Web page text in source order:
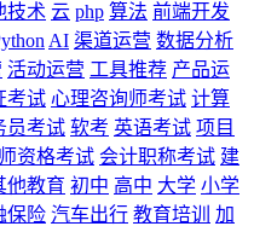
技术 云 php 算法 前端开发
AI 渠道运营 数据分析
活动运营 工具推荐 产品运
考试 心理咨询师考试 计算
员考试 软考 英语考试 项目
资格考试 会计职称考试 建
他教育 初中 高中 大学 小学
保险 汽车出行 教育培训
加